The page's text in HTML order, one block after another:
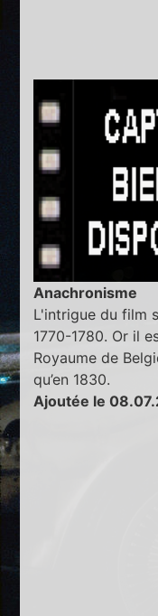
Anachronisme
L'intrigue du film
1770-1780. Or il
Royaume de
qu’en 1830.
Ajoutée le